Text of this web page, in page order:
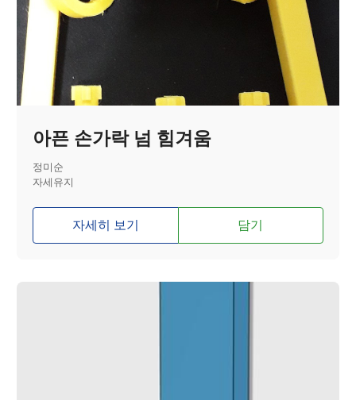
아픈 손가락 넘 힘겨움
정미순
자세유지
자세히 보기 담기